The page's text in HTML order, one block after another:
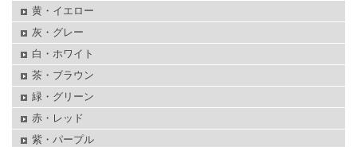
黄・イエロー
灰・グレー
白・ホワイト
茶・ブラウン
緑・グリーン
赤・レッド
紫・パープル